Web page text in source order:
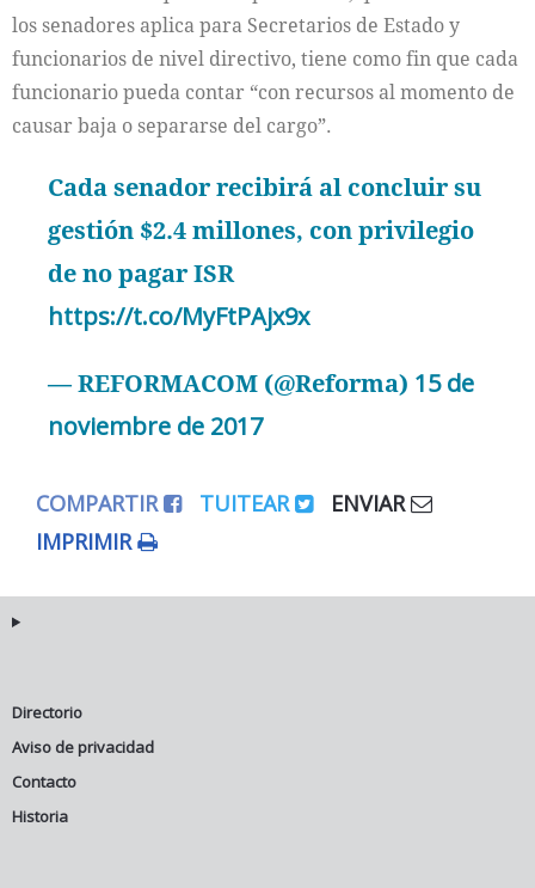
los senadores aplica para Secretarios de Estado y
funcionarios de nivel directivo, tiene como fin que cada
funcionario pueda contar “con recursos al momento de
causar baja o separarse del cargo”.
Cada senador recibirá al concluir su
gestión $2.4 millones, con privilegio
de no pagar ISR
https://t.co/MyFtPAjx9x
— REFORMACOM (@Reforma) 15 de
noviembre de 2017
COMPARTIR TUITEAR
ENVIAR
IMPRIMIR
Directorio
Aviso de privacidad
Contacto
Historia